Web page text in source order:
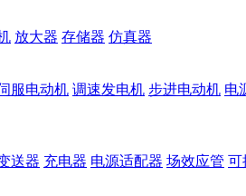
放大器 存储器 仿真器
服电动机 调速发电机 步进电动机 电
送器 充电器 电源适配器 场效应管 可